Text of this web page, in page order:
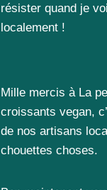
résister quand je
localement !
Mille mercis à La
croissants vegan,
de nos artisans
chouettes choses.